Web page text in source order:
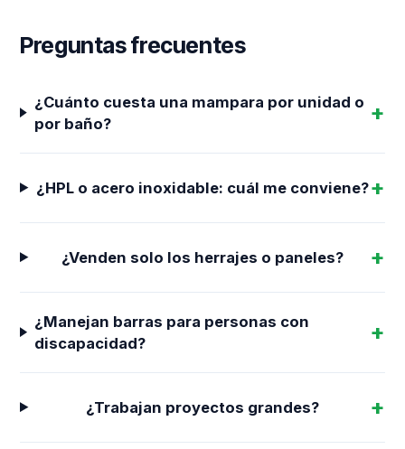
Preguntas frecuentes
¿Cuánto cuesta una mampara por unidad o
por baño?
¿HPL o acero inoxidable: cuál me conviene?
¿Venden solo los herrajes o paneles?
¿Manejan barras para personas con
discapacidad?
¿Trabajan proyectos grandes?